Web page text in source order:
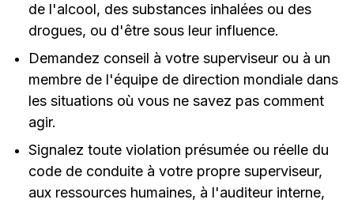
de l'alcool, des substances inhalées ou des
drogues, ou d'être sous leur influence.
Demandez conseil à votre superviseur ou à un
membre de l'équipe de direction mondiale dans
les situations où vous ne savez pas comment
agir.
Signalez toute violation présumée ou réelle du
code de conduite à votre propre superviseur,
aux ressources humaines, à l'auditeur interne,